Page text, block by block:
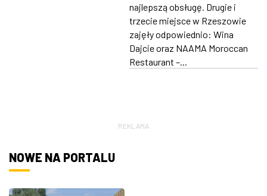
najlepszą obsługę. Drugie i
trzecie miejsce w Rzeszowie
zajęły odpowiednio: Wina
Dajcie oraz NAAMA Moroccan
Restaurant –...
REKLAMA
NOWE NA PORTALU